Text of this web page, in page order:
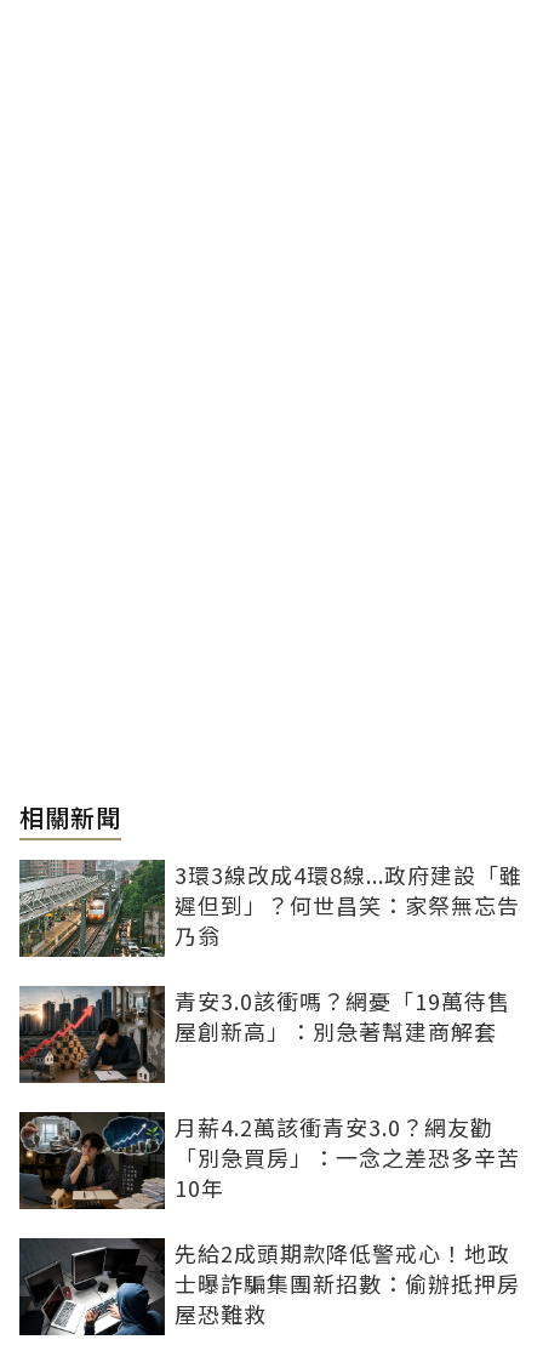
相關新聞
3環3線改成4環8線...政府建設「雖
遲但到」？何世昌笑：家祭無忘告
乃翁
青安3.0該衝嗎？網憂「19萬待售
屋創新高」：別急著幫建商解套
月薪4.2萬該衝青安3.0？網友勸
「別急買房」：一念之差恐多辛苦
10年
先給2成頭期款降低警戒心！地政
士曝詐騙集團新招數：偷辦抵押房
屋恐難救